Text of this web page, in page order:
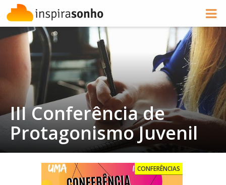
III Conferência de
Protagonismo Juvenil
CONFERÊNCIAS